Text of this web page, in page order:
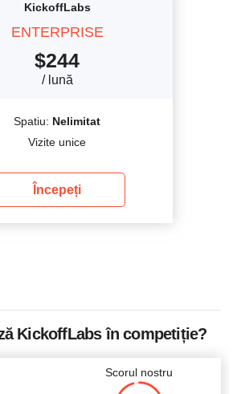
KickoffLabs
ENTERPRISE
$244
/ lună
Spatiu: Nelimitat
Vizite unice
Începeți
KickoffLabs în competiție?
Scorul nostru